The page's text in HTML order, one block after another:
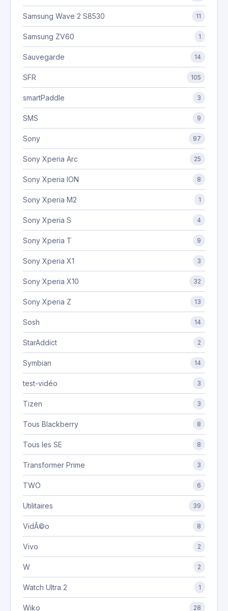
Samsung Wave 2 S8530 11
Samsung ZV60 1
Sauvegarde 14
SFR 105
smartPaddle 3
SMS 9
Sony 97
Sony Xperia Arc 25
Sony Xperia ION 8
Sony Xperia M2 1
Sony Xperia S 4
Sony Xperia T 9
Sony Xperia X1 3
Sony Xperia X10 32
Sony Xperia Z 13
Sosh 14
StarAddict 2
Symbian 14
test-vidéo 3
Tizen 3
Tous Blackberry 8
Tous les SE 8
Transformer Prime 3
TWO 6
Utilitaires 39
VidÃ©o 8
Vivo 2
W 2
Watch Ultra 2 1
Wiko 28